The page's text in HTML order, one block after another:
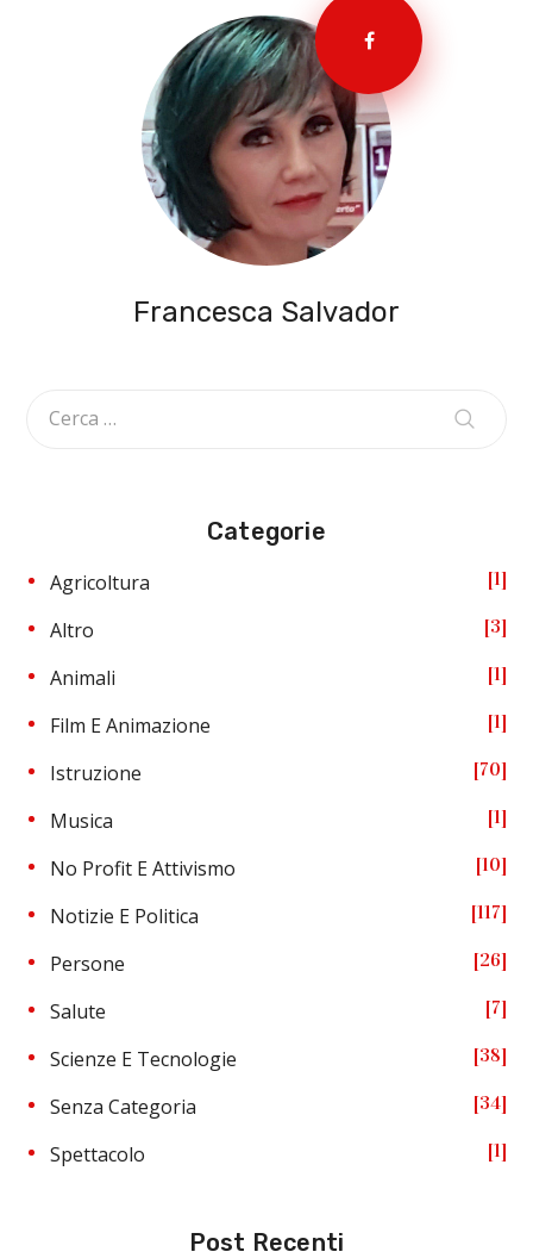
Francesca Salvador
Categorie
Agricoltura 1
Altro 3
Animali 1
Film E Animazione 1
Istruzione 70
Musica 1
No Profit E Attivismo 10
Notizie E Politica 117
Persone 26
Salute 7
Scienze E Tecnologie 38
Senza Categoria 34
Spettacolo 1
Post Recenti